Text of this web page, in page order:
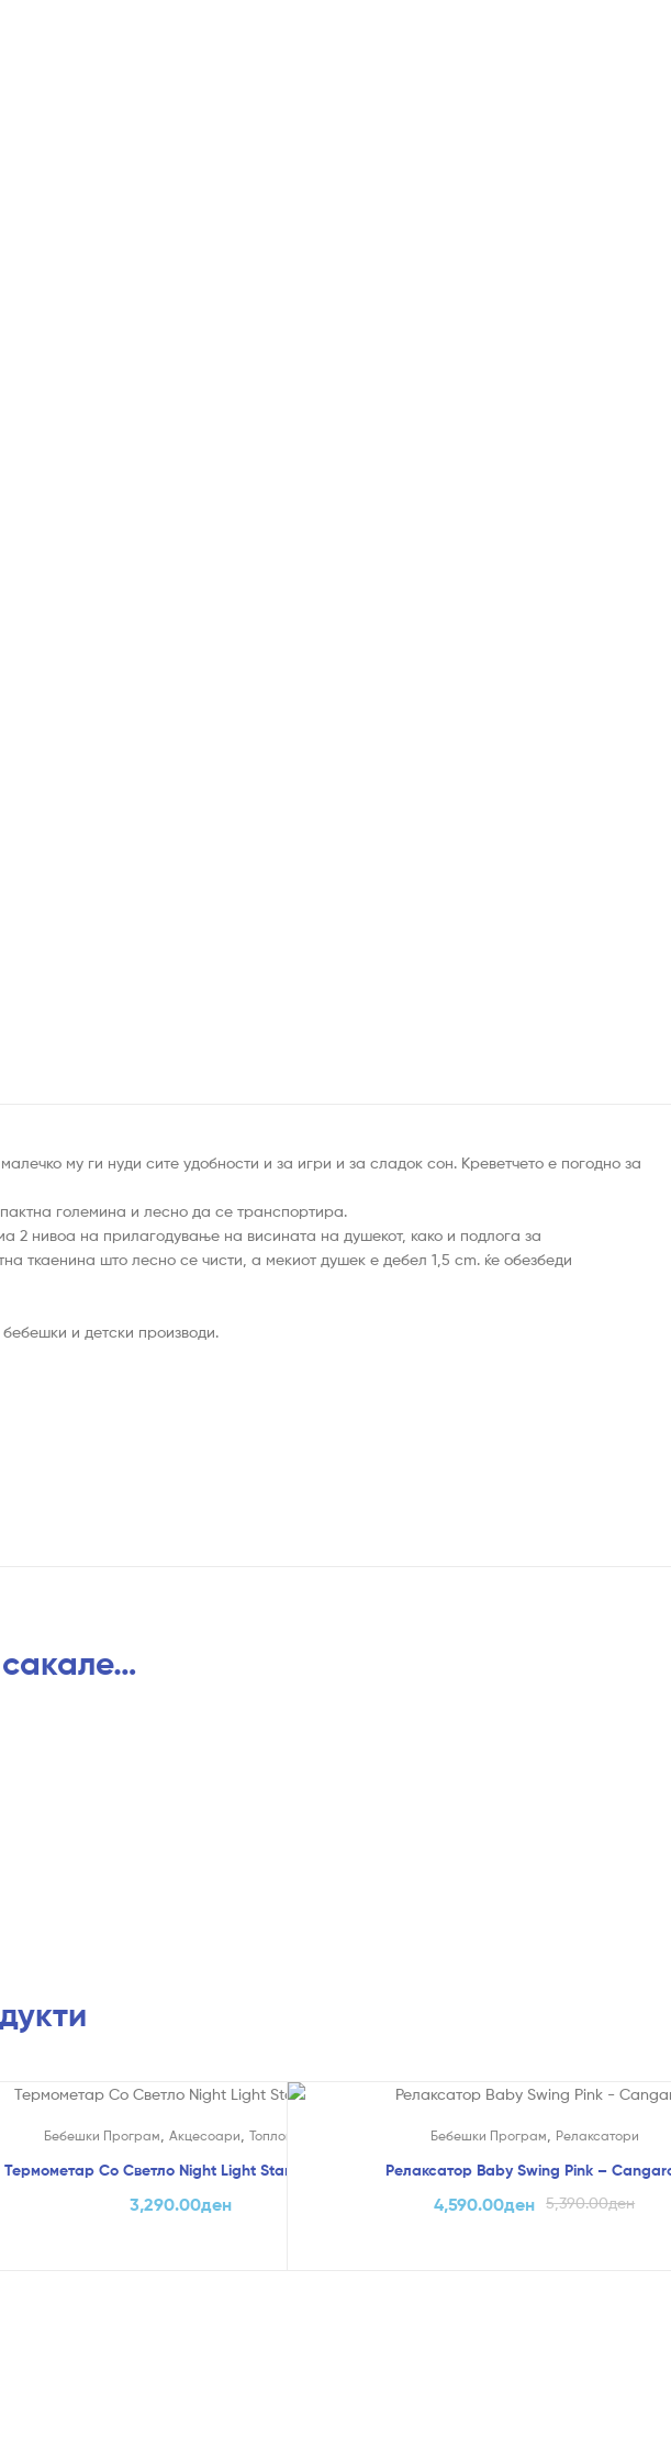
му ги нуди сите удобности и за игри и за сладок сон. Креветчето е погодно за
големина и лесно да се транспортира.
2 нивоа на прилагодување на висината на душекот, како и подлога за
ткаенина што лесно се чисти, а мекиот душек е дебел 1,5 cm. ќе обезбеди
и детски производи.
Бебешки Програм Акцесоари Топломери
Термометар Со Светло Night Light Star – Chicco
3,290.00ден
Бебешки Програм Релаксатори
Релаксатор Baby Swing Pink –
5,390.00ден
4,590.00ден